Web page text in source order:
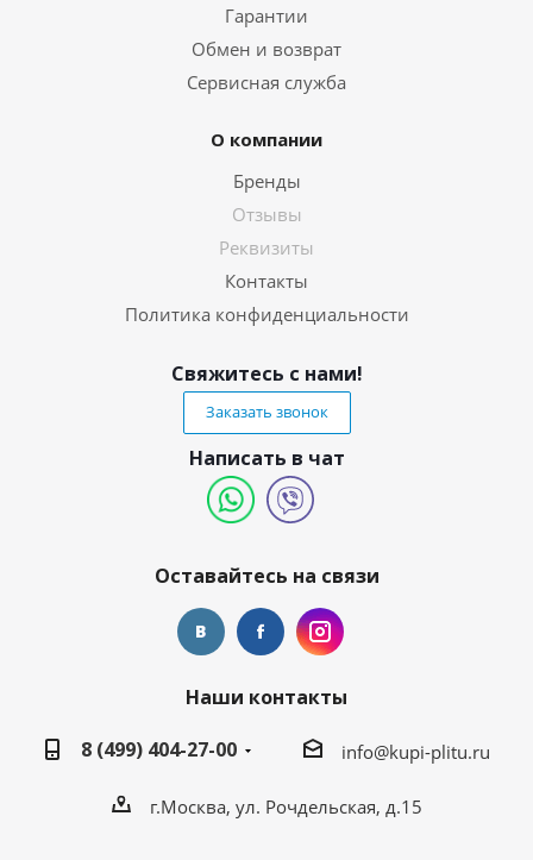
Гарантии
Обмен и возврат
Сервисная служба
О компании
Бренды
Отзывы
Реквизиты
Контакты
Политика конфиденциальности
Свяжитесь с нами!
Заказать звонок
Написать в чат
Оставайтесь на связи
Наши контакты
8 (499) 404-27-00
info@kupi-plitu.ru
г.Москва, ул. Рочдельская, д.15